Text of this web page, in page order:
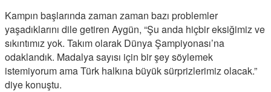
Kampın başlarında zaman zaman bazı problemler
yaşadıklarını dile getiren Aygün, “Şu anda hiçbir eksiğimiz ve
sıkıntımız yok. Takım olarak Dünya Şampiyonası’na
odaklandık. Madalya sayısı için bir şey söylemek
istemiyorum ama Türk halkına büyük sürprizlerimiz olacak.”
diye konuştu.